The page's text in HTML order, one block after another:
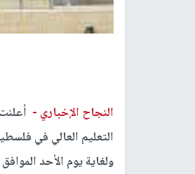
النجاح الإخباري -
ولغاية يوم الأحد الموافق 31/1/2021.